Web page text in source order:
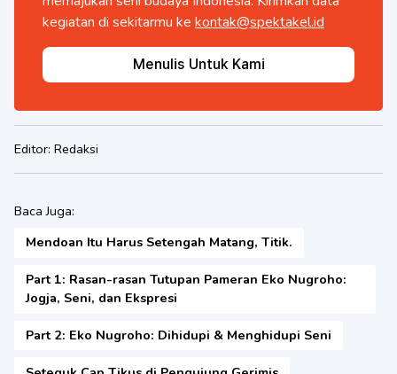
kegiatan di sekitarmu ke kontak@spektakel.id
Menulis Untuk Kami
Editor: Redaksi
Baca Juga:
Mendoan Itu Harus Setengah Matang, Titik.
Part 1: Rasan-rasan Tutupan Pameran Eko Nugroho:
Jogja, Seni, dan Ekspresi
Part 2: Eko Nugroho: Dihidupi & Menghidupi Seni